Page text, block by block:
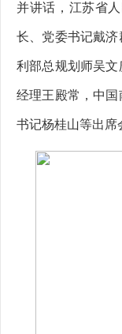
并讲话，江苏省
长、党委书记戴
利部总规划师吴
经理王殿常，中
书记杨桂山等出席